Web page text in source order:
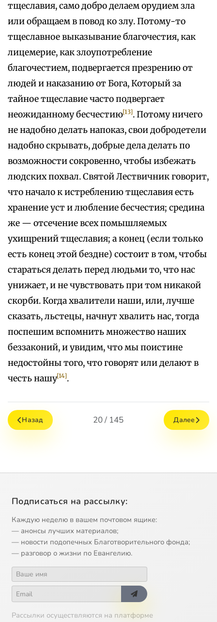
тщеславия, само добро делаем орудием зла
или обращаем в повод ко злу. Потому-то
тщеславное выказывание благочестия, как
лицемерие, как злоупотребление
благочестием, подвергается презрению от
людей и наказанию от Бога, Который за
тайное тщеславие часто подвергает
неожиданному бесчестию[13]. Потому ничего
не надобно делать напоказ, свои добродетели
надобно скрывать, добрые дела делать по
возможности сокровенно, чтобы избежать
людских похвал. Святой Лествичник говорит,
что начало к истреблению тщеславия есть
хранение уст и любление бесчестия; средина
же — отсечение всех помышляемых
ухищрений тщеславия; а конец (если только
есть конец этой бездне) состоит в том, чтобы
стараться делать перед людьми то, что нас
унижает, и не чувствовать при том никакой
скорби. Когда хвалители наши, или, лучше
сказать, льстецы, начнут хвалить нас, тогда
поспешим вспомнить множество наших
беззаконий, и увидим, что мы поистине
недостойны того, что говорят или делают в
честь нашу[14].
Назад 20 / 145 Далее
Подписаться на рассылку:
Каждую неделю в вашем почтовом ящике:
— анонсы лучших материалов;
— новости подопечных Благотворительного фонда;
— разговор о жизни по Евангелию.
Рассылки осуществляются на платформе